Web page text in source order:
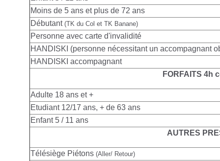
Moins de 5 ans et plus de 72 ans
Débutant (TK du Col et TK Banane)
Personne avec carte d'invalidité
HANDISKI (personne nécessitant un accompagnant
HANDISKI accompagnant
FORFAITS 4h
Adulte 18 ans et +
Etudiant 12/17 ans, + de 63 ans
Enfant 5 / 11 ans
AUTRES
Télésiège Piétons (Aller/ Retour)